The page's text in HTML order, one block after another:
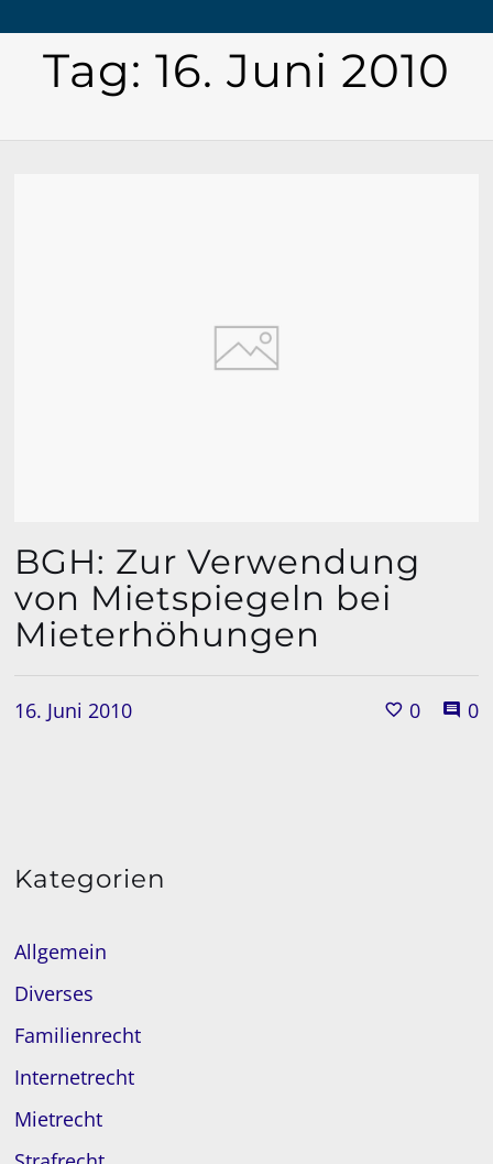
Tag: 16. Juni 2010
BGH: Zur Verwendung
von Mietspiegeln bei
Mieterhöhungen
16. Juni 2010 0 0
Kategorien
Allgemein
Diverses
Familienrecht
Internetrecht
Mietrecht